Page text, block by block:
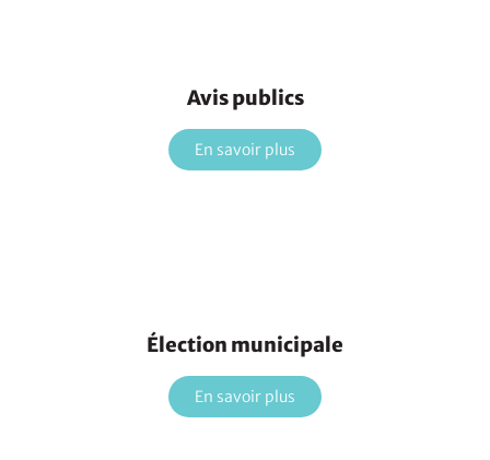
Avis publics
En savoir plus
Élection municipale
En savoir plus